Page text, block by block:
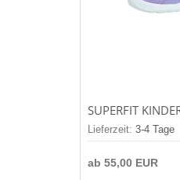
Lieferzeit: 3-4 Tage
ab 55,00 EUR